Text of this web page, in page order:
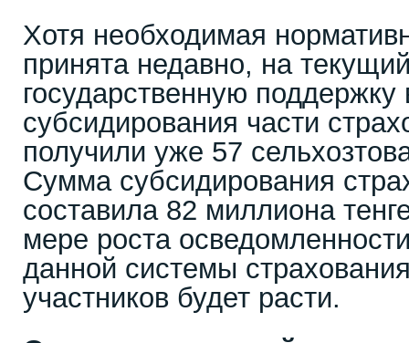
Хотя необходимая
принята недавно, на
государственную поддержку
субсидирования части
получили уже 57
Сумма субсидирования
составила 82 миллиона
мере роста
данной системы
участников будет расти.